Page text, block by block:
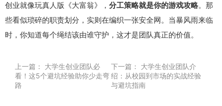
创业就像玩真人版《大富翁》， 分工策略就是你的游戏攻略。那
些看似琐碎的职责划分，实则在编织一张安全网。当暴风雨来临
时，你知道每个绳结该由谁守护，这才是团队真正的价值。
上一篇：
大学生创业团队必
看！这5个避坑经验助你少走弯
路
下一篇：
大学生创业团队介
绍：从校园到市场的实战经验
与避坑指南